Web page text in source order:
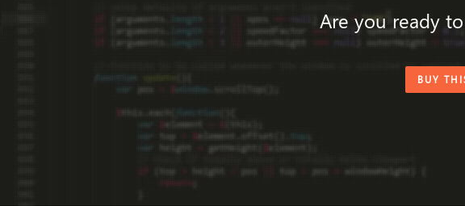
Are you ready
BUY